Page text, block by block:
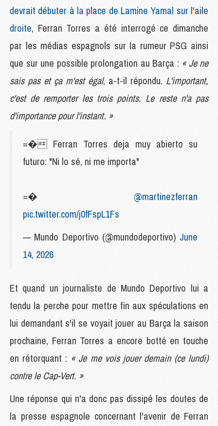
devrait débuter à la place de Lamine Yamal sur l'aile
droite, Ferran Torres a été interrogé ce dimanche
par les médias espagnols sur la rumeur PSG ainsi
que sur une possible prolongation au Barça : « Je ne
sais pas et ça m'est égal, a-t-il répondu. L'important,
c'est de remporter les trois points. Le reste n'a pas
d'importance pour l'instant. »
=� Ferran Torres deja muy abierto su
futuro: "Ni lo sé, ni me importa"
=� @martinezferran
pic.twitter.com/j0fFspL1Fs
— Mundo Deportivo (@mundodeportivo) June
14, 2026
Et quand un journaliste de Mundo Deportivo lui a
tendu la perche pour mettre fin aux spéculations en
lui demandant s'il se voyait jouer au Barça la saison
prochaine, Ferran Torres a encore botté en touche
en rétorquant : « Je me vois jouer demain (ce lundi)
contre le Cap-Vert. »
Une réponse qui n'a donc pas dissipé les doutes de
la presse espagnole concernant l'avenir de Ferran